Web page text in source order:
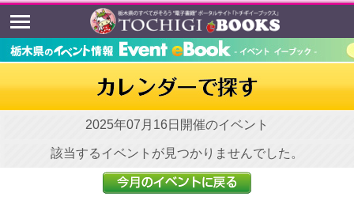
2025年07月16日開催のイベント
該当するイベントが見つかりませんでした。